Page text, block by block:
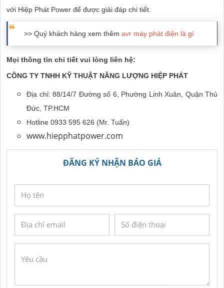
với Hiệp Phát Power để được giải đáp chi tiết.
>> Quý khách hàng xem thêm avr máy phát điện là gì
Mọi thông tin chi tiết vui lòng liên hệ:
CÔNG TY TNHH KỸ THUẬT NĂNG LƯỢNG HIỆP PHÁT
Địa chỉ: 88/14/7 Đường số 6, Phường Linh Xuân, Quận Thủ
Đức, TP.HCM
Hotline 0933 595 626 (Mr. Tuấn)
www.hiepphatpower.com
ĐĂNG KÝ NHẬN BÁO GIÁ